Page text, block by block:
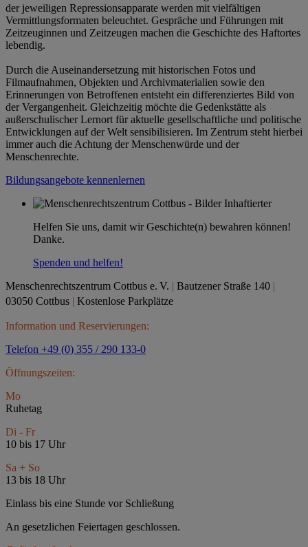
der jeweiligen Repressionsapparate werden mit vielfältigen
Vermittlungsformaten beleuchtet. Gespräche und Führungen mit
Zeitzeuginnen und Zeitzeugen machen die Geschichte des Haftortes
lebendig.
Durch die Auseinandersetzung mit historischen Fotos und
Filmaufnahmen, Objekten und Archivmaterialien sowie den
Erinnerungen von Betroffenen entsteht ein differenziertes Bild von
der Vergangenheit. Gleichzeitig möchte die Gedenkstätte als
außerschulischer Lernort für aktuelle gesellschaftliche und politische
Entwicklungen auf der Welt sensibilisieren. Im Zentrum steht hierbei
immer auch die Achtung der Menschenwürde und der
Menschenrechte.
Bildungsangebote kennenlernen
Helfen Sie uns, damit wir Geschichte(n) bewahren können!
Danke.
Spenden und helfen!
Menschenrechtszentrum Cottbus e. V. | Bautzener Straße 140 |
03050 Cottbus | Kostenlose Parkplätze
Information und Reservierungen:
Telefon +49 (0) 355 / 290 133-0
Öffnungszeiten:
Mo
Ruhetag
Di - Fr
10 bis 17 Uhr
Sa + So
13 bis 18 Uhr
Einlass bis eine Stunde vor Schließung
An gesetzlichen Feiertagen geschlossen.